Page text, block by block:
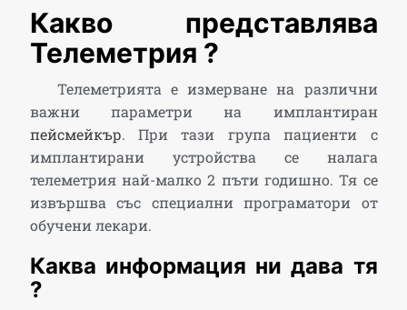
Какво представлява
Телеметрия ?
Телеметрията е измерване на различни
важни параметри на имплантиран
пейсмейкър. При тази група пациенти с
имплантирани устройства се налага
телеметрия най-малко 2 пъти годишно. Тя се
извършва със специални програматори от
обучени лекари.
Каква информация ни дава тя
?